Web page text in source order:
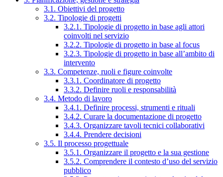
3.1. Obiettivi del progetto
3.2. Tipologie di progetti
3.2.1. Tipologie di progetto in base agli attori
coinvolti nel servizio
3.2.2. Tipologie di progetto in base al focus
3.2.3. Tipologie di progetto in base all’ambito di
intervento
3.3. Competenze, ruoli e figure coinvolte
3.3.1. Coordinatore di progetto
3.3.2. Definire ruoli e responsabilità
3.4. Metodo di lavoro
3.4.1. Definire processi, strumenti e rituali
3.4.2. Curare la documentazione di progetto
3.4.3. Organizzare tavoli tecnici collaborativi
3.4.4. Prendere decisioni
3.5. Il processo progettuale
3.5.1. Organizzare il progetto e la sua gestione
3.5.2. Comprendere il contesto d’uso del servizio
pubblico